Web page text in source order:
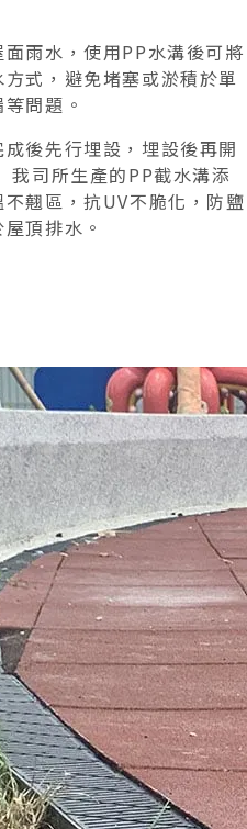
雨水，使用PP水溝後可將
式，避免堵塞或淤積於單
問題。
後先行埋設，埋設後再開
我司所生產的PP截水溝添
翹區，抗UV不脆化，防鹽
頂排水。